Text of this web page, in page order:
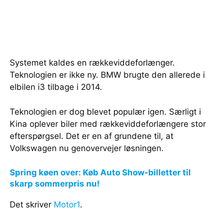
Systemet kaldes en rækkeviddeforlænger.
Teknologien er ikke ny. BMW brugte den allerede i
elbilen i3 tilbage i 2014.
Teknologien er dog blevet populær igen. Særligt i
Kina oplever biler med rækkeviddeforlængere stor
efterspørgsel. Det er en af grundene til, at
Volkswagen nu genovervejer løsningen.
Spring køen over: Køb Auto Show-billetter til
skarp sommerpris nu!
Det skriver Motor1.